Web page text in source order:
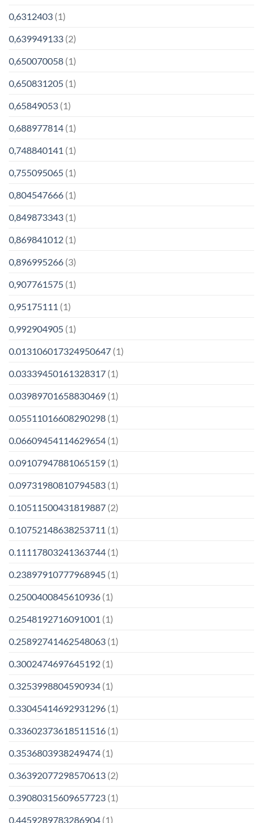
0,6312403 (1)
0,639949133 (2)
0,650070058 (1)
0,650831205 (1)
0,65849053 (1)
0,688977814 (1)
0,748840141 (1)
0,755095065 (1)
0,804547666 (1)
0,849873343 (1)
0,869841012 (1)
0,896995266 (3)
0,907761575 (1)
0,95175111 (1)
0,992904905 (1)
0.013106017324950647 (1)
0.03339450161328317 (1)
0.03989701658830469 (1)
0.05511016608290298 (1)
0.06609454114629654 (1)
0.09107947881065159 (1)
0.09731980810794583 (1)
0.10511500431819887 (2)
0.10752148638253711 (1)
0.11117803241363744 (1)
0.23897910777968945 (1)
0.2500400845610936 (1)
0.2548192716091001 (1)
0.25892741462548063 (1)
0.3002474697645192 (1)
0.3253998804590934 (1)
0.33045414692931296 (1)
0.33602373618511516 (1)
0.3536803938249474 (1)
0.36392077298570613 (2)
0.39080315609657723 (1)
0.4459289783286904 (1)